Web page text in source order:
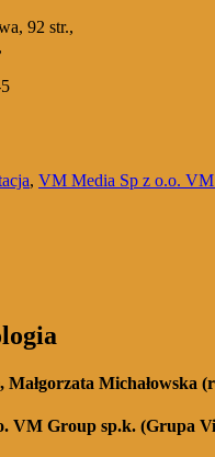
92 str.,
, VM Media Sp z o.o.
Michałowska
VM Group sp.k. (Grupa